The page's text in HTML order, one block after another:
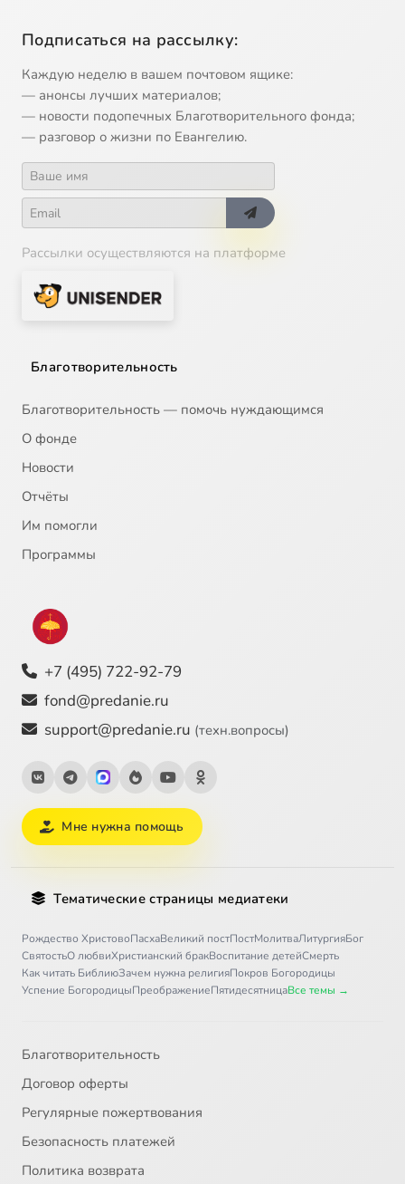
Подписаться на рассылку:
Каждую неделю в вашем почтовом ящике:
— анонсы лучших материалов;
— новости подопечных Благотворительного фонда;
— разговор о жизни по Евангелию.
Рассылки осуществляются на платформе
Благотворительность
Благотворительность — помочь нуждающимся
О фонде
Новости
Отчёты
Им помогли
Программы
+7 (495) 722-92-79
fond@predanie.ru
support@predanie.ru (техн.вопросы)
Мне нужна помощь
Тематические страницы медиатеки
Рождество ХристовоПасхаВеликий постПостМолитваЛитургияБог
СвятостьО любвиХристианский бракВоспитание детейСмерть
Как читать БиблиюЗачем нужна религияПокров Богородицы
Успение БогородицыПреображениеПятидесятницаВсе темы →
Благотворительность
Договор оферты
Регулярные пожертвования
Безопасность платежей
Политика возврата